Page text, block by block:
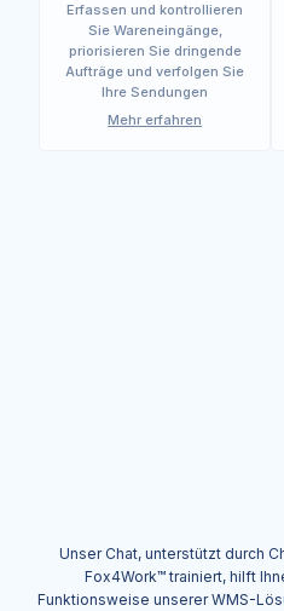
Erfassen und kontrollieren
Sie Wareneingänge,
priorisieren Sie dringende
Aufträge und verfolgen Sie
Ihre Sendungen
Mehr erfahren
Unser Chat, unterstützt durch
Fox4Work™ trainiert, hilft
Funktionsweise unserer WMS-